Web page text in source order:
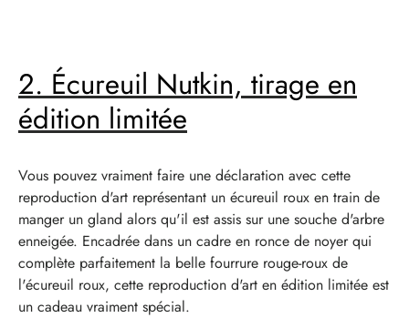
2. Écureuil Nutkin, tirage en
édition limitée
Vous pouvez vraiment faire une déclaration avec cette
reproduction d'art représentant un écureuil roux en train de
manger un gland alors qu'il est assis sur une souche d'arbre
enneigée. Encadrée dans un cadre en ronce de noyer qui
complète parfaitement la belle fourrure rouge-roux de
l'écureuil roux, cette reproduction d'art en édition limitée est
un cadeau vraiment spécial.